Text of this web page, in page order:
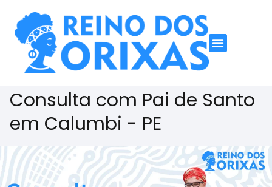
Consulta com Pai de Santo
em Calumbi - PE